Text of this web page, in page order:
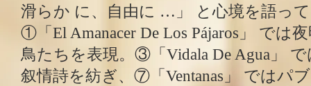
滑らか に、自由に …」 と心境を語っ
①「El Amanacer De Los Pájaros」 では
鳥たちを表現。③「Vidala De Agua」
叙情詩を紡ぎ、⑦「Ventanas」 ではパ